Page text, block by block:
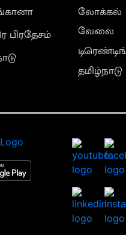
பிரதேசம்
லோக்கல்
வேலை
தமிழ்நாடு